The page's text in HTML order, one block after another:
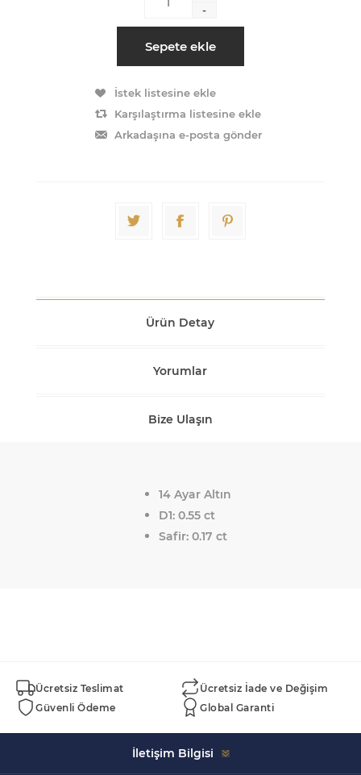
-
Sepete ekle
İstek listesine ekle
Karşılaştırma listesine ekle
Arkadaşına e-posta gönder
Ürün Detay
Yorumlar
Bize Ulaşın
14 Ayar Altın
D1: 0.55 ct
Safir: 0.17 ct
Ücretsiz Teslimat
Ücretsiz İade ve Değişim
Güvenli Ödeme
Global Garanti
İletişim Bilgisi